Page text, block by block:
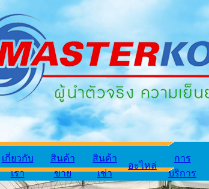
เกี่ยวกับ
เรา
สินค้า
ขาย
สินค้า
เช่า
อะไหล่
การ
บริการ